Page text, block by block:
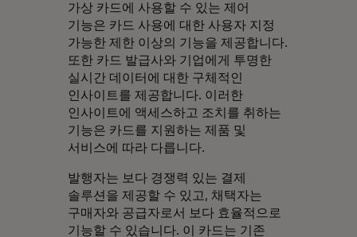
가상 카드에 사용할 수 있는 제어
기능은 카드 사용에 대한 사용자 지정
가능한 제한 이상의 기능을 제공합니다.
또한 카드 발급사와 기업에게 투명한
실시간 데이터에 대한 구체적인
인사이트를 제공합니다. 이러한
인사이트에 액세스하고 조치를 취하는
기능은 카드를 지원하는 제품 및
서비스에 따라 다릅니다.
발행자는 보다 경쟁력 있는 결제
솔루션을 제공할 수 있고, 채택자는
구매자와 공급자로서 보다 효율적으로
기능할 수 있습니다. 이 카드는 기존